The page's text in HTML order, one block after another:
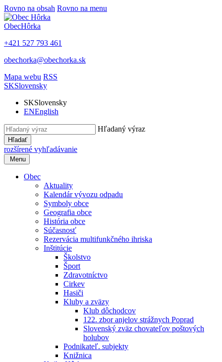
Rovno na obsah Rovno na menu
ObecHôrka
+421 527 793 461
obechorka@obechorka.sk
Mapa webu RSS
SKSlovensky
SKSlovensky
ENEnglish
Hľadaný výraz
Hľadať
rozšírené vyhľadávanie
Menu
Obec
Aktuality
Kalendár vývozu odpadu
Symboly obce
Geografia obce
História obce
Súčasnosť
Rezervácia multifunkčného ihriska
Inštitúcie
Školstvo
Šport
Zdravotníctvo
Cirkev
Hasiči
Kluby a zväzy
Klub dôchodcov
122. zbor anjelov strážnych Poprad
Slovenský zväz chovateľov poštových
holubov
Podnikateľ. subjekty
Knižnica